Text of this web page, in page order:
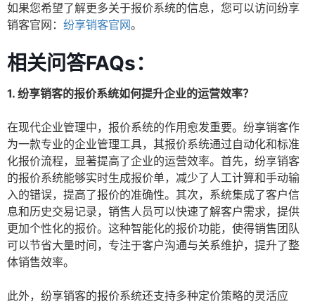
如果您希望了解更多关于报价系统的信息，您可以访问纷享
销客官网： 纷享销客官网。
相关问答FAQs：
1. 纷享销客的报价系统如何提升企业的运营效率？
在现代企业管理中，报价系统的作用愈发重要。纷享销客作
为一款专业的企业管理工具，其报价系统通过自动化和标准
化报价流程，显著提高了企业的运营效率。首先，纷享销客
的报价系统能够实时生成报价单，减少了人工计算和手动输
入的错误，提高了报价的准确性。其次，系统集成了客户信
息和历史交易记录，销售人员可以快速了解客户需求，提供
更加个性化的报价。这种智能化的报价功能，使得销售团队
可以节省大量时间，专注于客户沟通与关系维护，提升了整
体销售效率。
此外，纷享销客的报价系统还支持多种定价策略的灵活应